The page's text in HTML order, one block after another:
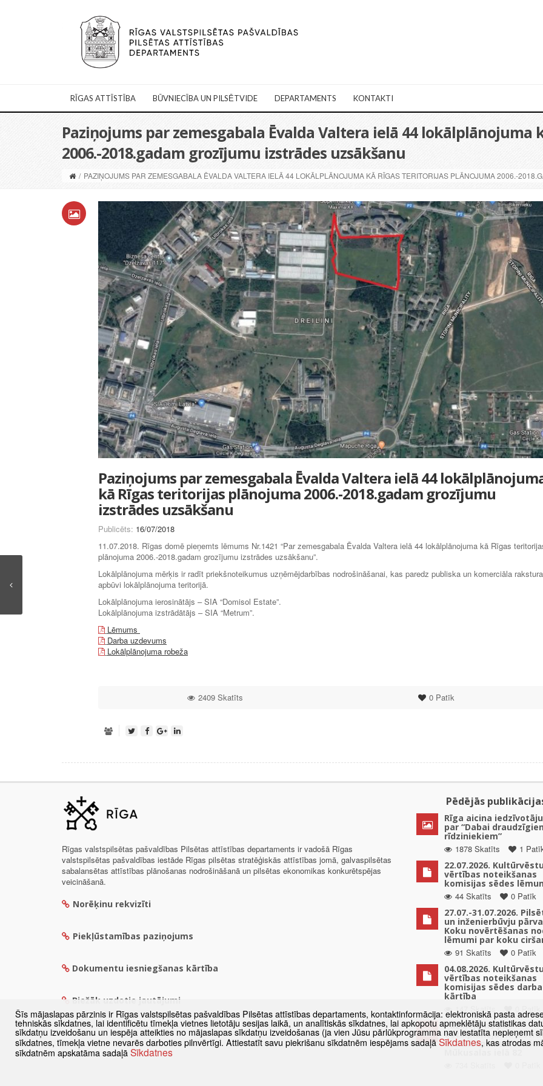
RĪGAS ATTĪSTĪBA BŪVNIECĪBA UN PILSĒTVIDE DEPARTAMENTS KONTAKTI
Paziņojums par zemesgabala Ēvalda Valtera ielā 44
2006.-2018.gadam grozījumu izstrādes uzsākšanu
/ PAZIŅOJUMS PAR ZEMESGABALA ĒVALDA VALTERA IELĀ 44 LOKĀLPLĀNOJUMA KĀ RĪGAS TERITORIJAS PLĀNOJUMA 2006.-
Paziņojums par zemesgabala Ēvalda Valtera ielā 44
kā Rīgas teritorijas plānojuma 2006.-2018.gadam grozījumu
izstrādes uzsākšanu
Publicēts: 16/07/2018
11.07.2018. Rīgas domē pieņemts lēmums Nr.1421 “Par zemesgabala Ēvalda Valtera ielā 44 lokālplānojuma kā Rīgas
plānojuma 2006.-2018.gadam grozījumu izstrādes uzsākšanu”.
Lokālplānojuma mērķis ir radīt priekšnoteikumus uzņēmējdarbības nodrošināšanai, kas paredz publiska un komerciāla rakstura
apbūvi lokālplānojuma teritorijā.
Lokālplānojuma ierosinātājs – SIA “Domisol Estate”.
Lokālplānojuma izstrādātājs – SIA “Metrum”.
Lēmums
Darba uzdevums
Lokālplānojuma robeža
0Patīk
2409 Skatīts
Rīgas valstspilsētas pašvaldības Pilsētas attīstības departaments ir vadošā Rīgas
valstspilsētas pašvaldības iestāde Rīgas pilsētas stratēģiskās attīstības jomā, galvaspilsētas
sabalansētas attīstības plānošanas nodrošināšanā un pilsētas ekonomikas konkurētspējas
veicināšanā.
Norēķinu rekvizīti
Piekļūstamības paziņojums
Dokumentu iesniegšanas kārtība
Biežāk uzdotie jautājumi
Pēdējās
Rīga aicina
par “Dabai
rīdziniekiem”
1878 Skatīts
1
22.07.2026.
vērtības noteikšanas
komisijas sēdes
44 Skatīts
0 Patīk
27.07.-31.07.2026.
un inženierbūvju
Koku novērtēšanas
lēmumi par koku
91 Skatīts
0 Patīk
04.08.2026.
vērtības noteikšanas
komisijas sēdes darba
kārtība
147 Skatīts
0 Patīk
Paziņojums par
detālplānojuma
uzsākšanu zemes
Šīs mājaslapas pārzinis ir Rīgas valstspilsētas pašvaldības Pilsētas attīstības departaments, kontaktinformācija: elektroniskā pasta
tehniskās sīkdatnes, lai identificētu tīmekļa vietnes lietotāju sesijas laikā, un analītiskās sīkdatnes, lai apkopotu apmeklētāju statistikas
sīkdatņu izveidošanu un iespēja atteikties no mājaslapas sīkdatņu izveidošanas (ja vien Jūsu pārlūkprogramma nav iestatīta nepieņemt
sīkdatnes, tīmekļa vietne nevarēs darboties pilnvērtīgi. Attiestatīt savu piekrišanu sīkdatnēm iespējams sadaļā Sīkdatnes, kas atrodas
sīkdatnēm apskatāma sadaļā Sīkdatnes